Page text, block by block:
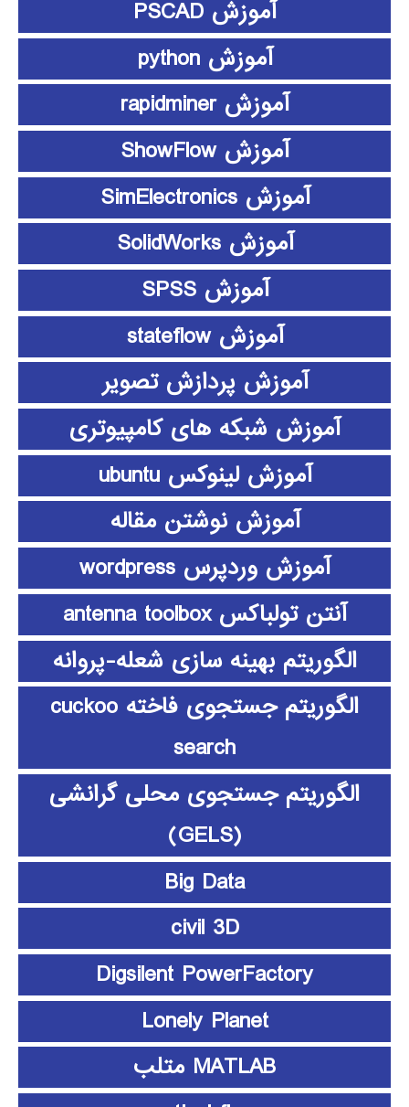
آموزش PSCAD
آموزش python
آموزش rapidminer
آموزش ShowFlow
آموزش SimElectronics
آموزش SolidWorks
آموزش SPSS
آموزش stateflow
آموزش پردازش تصویر
آموزش شبکه های کامپیوتری
آموزش لینوکس ubuntu
آموزش نوشتن مقاله
آموزش وردپرس wordpress
آنتن تولباکس antenna toolbox
الگوریتم بهینه سازی شعله-پروانه
الگوریتم جستجوی فاخته cuckoo
search
الگوریتم جستجوی محلی گرانشی
(GELS)
Big Data
civil 3D
Digsilent PowerFactory
Lonely Planet
MATLAB متلب